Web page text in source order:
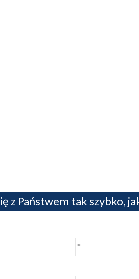
z Państwem tak szybko,
*